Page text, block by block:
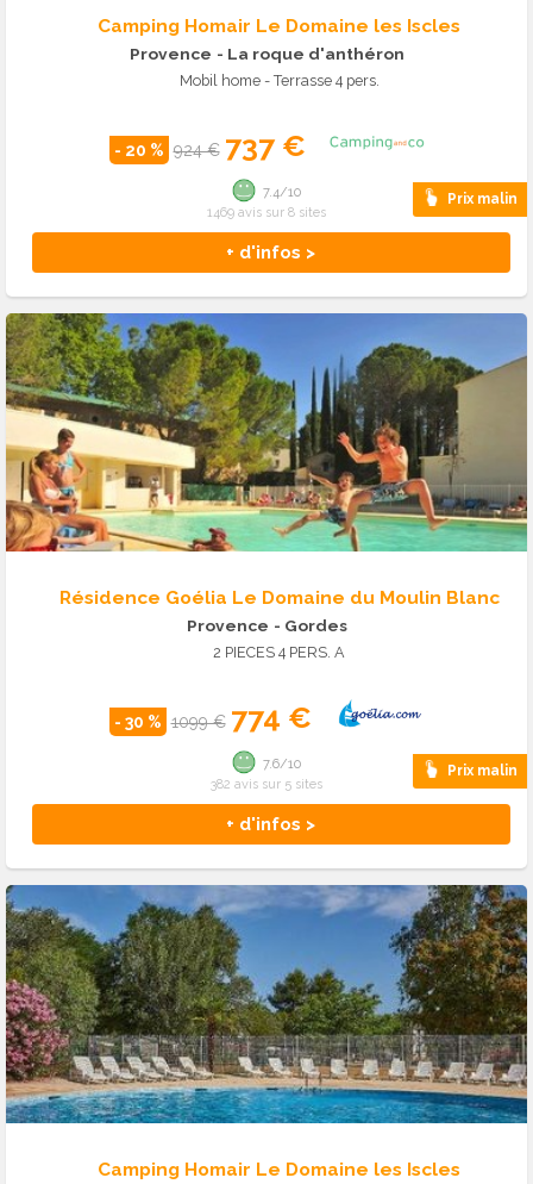
Camping Homair Le Domaine les Iscles
Provence - La roque d'anthéron
Mobil home - Terrasse 4 pers.
- 20 % 924 € 737 €
Prix malin
+ d'infos >
7.4/10
1469 avis sur 8 sites
Résidence Goélia Le Domaine du Moulin Blanc
Provence - Gordes
2 PIECES 4 PERS. A
- 30 % 1099 € 774 €
Prix malin
+ d'infos >
7.6/10
382 avis sur 5 sites
Camping Homair Le Domaine les Iscles